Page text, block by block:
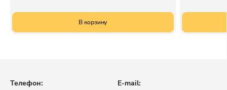
В корзину
Телефон: E-mail: